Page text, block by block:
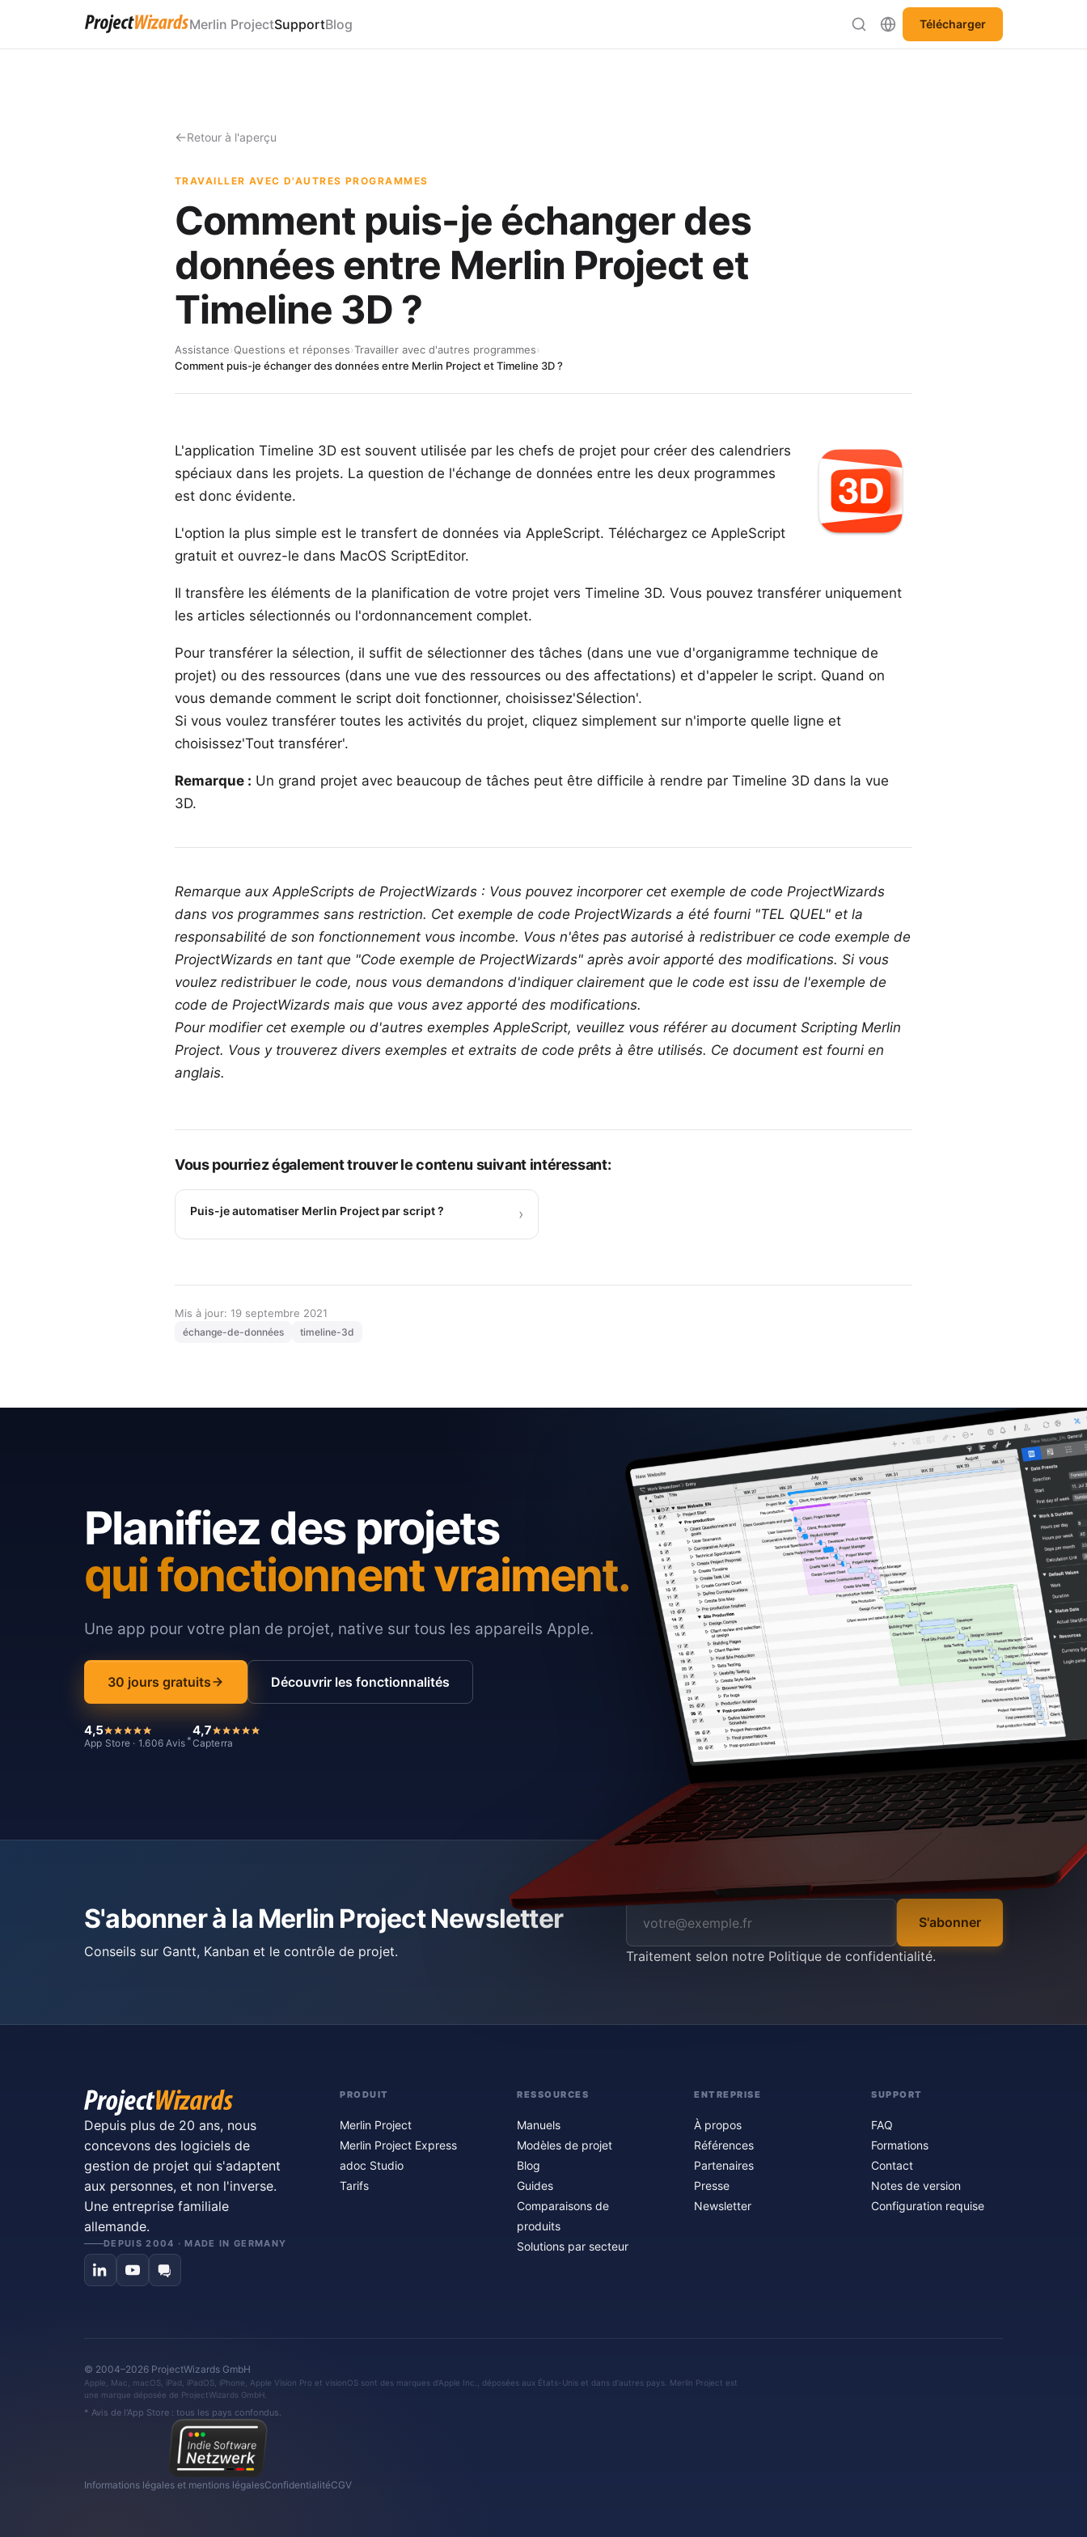
Merlin ProjectSupportBlog Télécharger
Retour à l'aperçu
TRAVAILLER AVEC D'AUTRES PROGRAMMES
Comment puis-je échanger des
données entre Merlin Project et
Timeline 3D ?
Assistance›Questions et réponses›Travailler avec d'autres programmes›
Comment puis-je échanger des données entre Merlin Project et Timeline 3D ?
L'application Timeline 3D est souvent utilisée par les chefs de projet pour créer des calendriers
spéciaux dans les projets. La question de l'échange de données entre les deux programmes
est donc évidente.
L'option la plus simple est le transfert de données via AppleScript. Téléchargez ce AppleScript
gratuit et ouvrez-le dans MacOS ScriptEditor.
Il transfère les éléments de la planification de votre projet vers Timeline 3D. Vous pouvez transférer uniquement
les articles sélectionnés ou l'ordonnancement complet.
Pour transférer la sélection, il suffit de sélectionner des tâches (dans une vue d'organigramme technique de
projet) ou des ressources (dans une vue des ressources ou des affectations) et d'appeler le script. Quand on
vous demande comment le script doit fonctionner, choisissez'Sélection'.
Si vous voulez transférer toutes les activités du projet, cliquez simplement sur n'importe quelle ligne et
choisissez'Tout transférer'.
Remarque : Un grand projet avec beaucoup de tâches peut être difficile à rendre par Timeline 3D dans la vue
3D.
Remarque aux AppleScripts de ProjectWizards : Vous pouvez incorporer cet exemple de code ProjectWizards
dans vos programmes sans restriction. Cet exemple de code ProjectWizards a été fourni "TEL QUEL" et la
responsabilité de son fonctionnement vous incombe. Vous n'êtes pas autorisé à redistribuer ce code exemple de
ProjectWizards en tant que "Code exemple de ProjectWizards" après avoir apporté des modifications. Si vous
voulez redistribuer le code, nous vous demandons d'indiquer clairement que le code est issu de l'exemple de
code de ProjectWizards mais que vous avez apporté des modifications.
Pour modifier cet exemple ou d'autres exemples AppleScript, veuillez vous référer au document Scripting Merlin
Project. Vous y trouverez divers exemples et extraits de code prêts à être utilisés. Ce document est fourni en
anglais.
Vous pourriez également trouver le contenu suivant intéressant:
Puis-je automatiser Merlin Project par script ? ›
Mis à jour: 19 septembre 2021
échange-de-données timeline-3d
Planifiez des projets
qui fonctionnent vraiment.
Une app pour votre plan de projet, native sur tous les appareils Apple.
30 jours gratuits Découvrir les fonctionnalités
4,5
App Store · 1.606 Avis *
4,7
Capterra
S'abonner à la Merlin Project Newsletter
Conseils sur Gantt, Kanban et le contrôle de projet.
S'abonner
Traitement selon notre Politique de confidentialité.
Depuis plus de 20 ans, nous
concevons des logiciels de
gestion de projet qui s'adaptent
aux personnes, et non l'inverse.
Une entreprise familiale
allemande.
DEPUIS 2004 · MADE IN GERMANY
PRODUIT
Merlin Project
Merlin Project Express
adoc Studio
Tarifs
RESSOURCES
Manuels
Modèles de projet
Blog
Guides
Comparaisons de
produits
Solutions par secteur
ENTREPRISE
À propos
Références
Partenaires
Presse
Newsletter
SUPPORT
FAQ
Formations
Contact
Notes de version
Configuration requise
© 2004–2026 ProjectWizards GmbH
Apple, Mac, macOS, iPad, iPadOS, iPhone, Apple Vision Pro et visionOS sont des marques d'Apple Inc., déposées aux États-Unis et dans d'autres pays. Merlin Project est
une marque déposée de ProjectWizards GmbH.
* Avis de l'App Store : tous les pays confondus.
Informations légales et mentions légalesConfidentialitéCGV